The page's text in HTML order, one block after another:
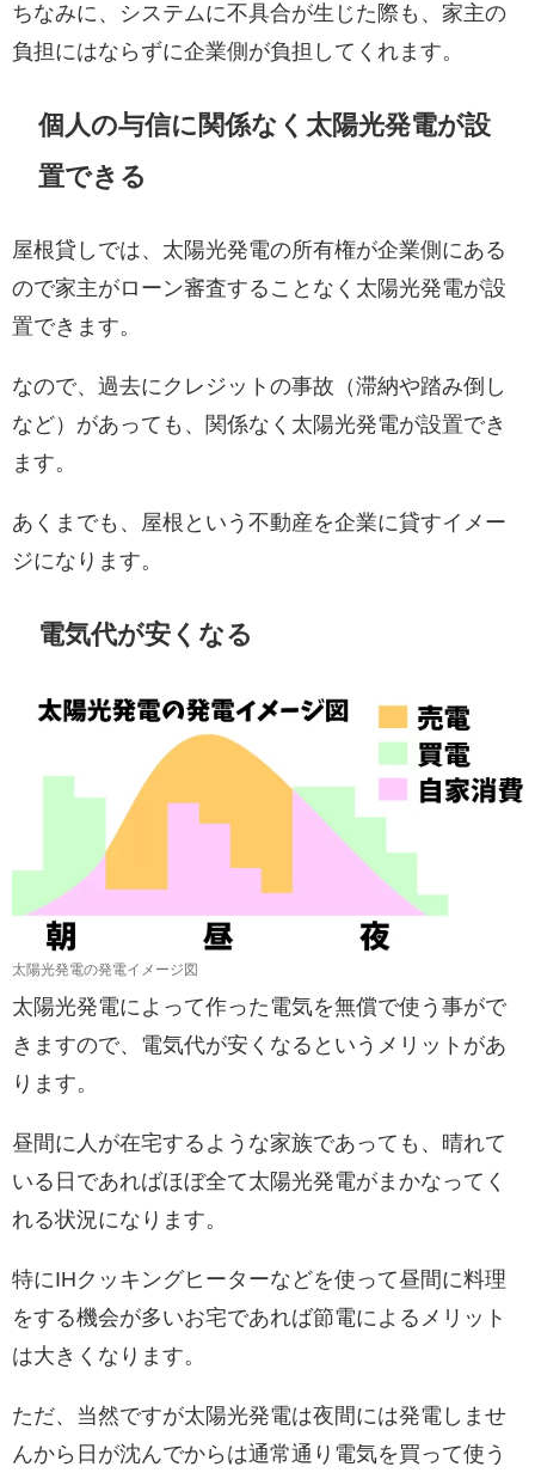
ちなみに、システムに不具合が生じた際も、家主の
負担にはならずに企業側が負担してくれます。
個人の与信に関係なく太陽光発電が設
置できる
屋根貸しでは、太陽光発電の所有権が企業側にある
ので家主がローン審査することなく太陽光発電が設
置できます。
なので、過去にクレジットの事故（滞納や踏み倒し
など）があっても、関係なく太陽光発電が設置でき
ます。
あくまでも、屋根という不動産を企業に貸すイメー
ジになります。
電気代が安くなる
太陽光発電の発電イメージ図
太陽光発電によって作った電気を無償で使う事がで
きますので、電気代が安くなるというメリットがあ
ります。
昼間に人が在宅するような家族であっても、晴れて
いる日であればほぼ全て太陽光発電がまかなってく
れる状況になります。
特にIHクッキングヒーターなどを使って昼間に料理
をする機会が多いお宅であれば節電によるメリット
は大きくなります。
ただ、当然ですが太陽光発電は夜間には発電しませ
んから日が沈んでからは通常通り電気を買って使う